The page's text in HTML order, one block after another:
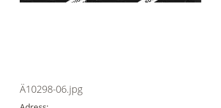
Ä10298-06.jpg